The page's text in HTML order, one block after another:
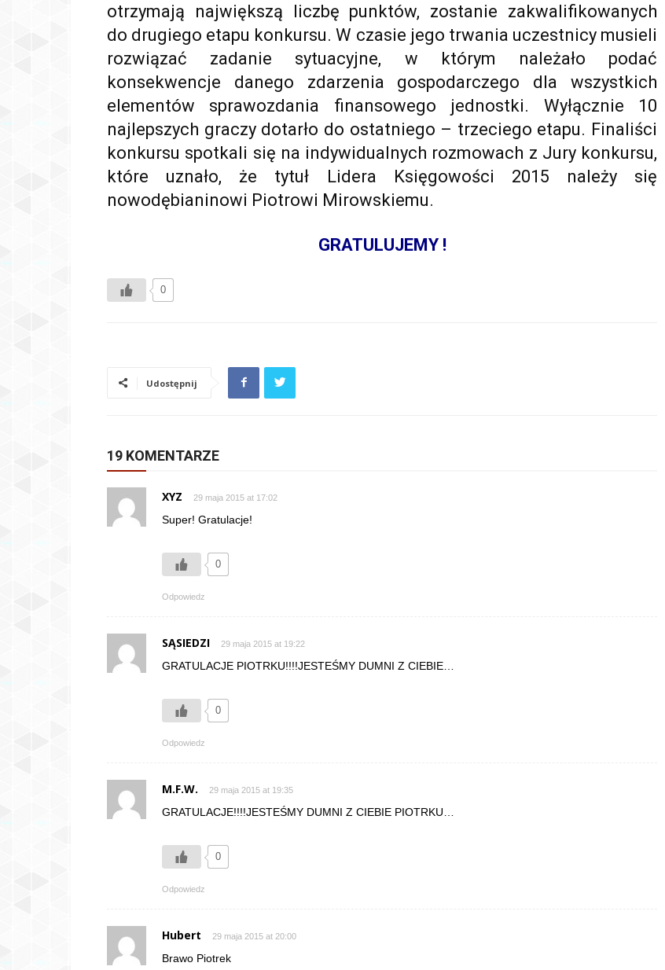
otrzymają największą liczbę punktów, zostanie zakwalifikowanych
do drugiego etapu konkursu. W czasie jego trwania uczestnicy musieli
rozwiązać zadanie sytuacyjne, w którym należało podać
konsekwencje danego zdarzenia gospodarczego dla wszystkich
elementów sprawozdania finansowego jednostki. Wyłącznie 10
najlepszych graczy dotarło do ostatniego – trzeciego etapu. Finaliści
konkursu spotkali się na indywidualnych rozmowach z Jury konkursu,
które uznało, że tytuł Lidera Księgowości 2015 należy się
nowodębianinowi Piotrowi Mirowskiemu.
GRATULUJEMY !
0
Udostępnij
19 KOMENTARZE
XYZ 29 maja 2015 at 17:02
Super! Gratulacje!
0
Odpowiedz
SĄSIEDZI 29 maja 2015 at 19:22
GRATULACJE PIOTRKU!!!!JESTEŚMY DUMNI Z CIEBIE…
0
Odpowiedz
M.F.W. 29 maja 2015 at 19:35
GRATULACJE!!!!JESTEŚMY DUMNI Z CIEBIE PIOTRKU…
0
Odpowiedz
Hubert 29 maja 2015 at 20:00
Brawo Piotrek